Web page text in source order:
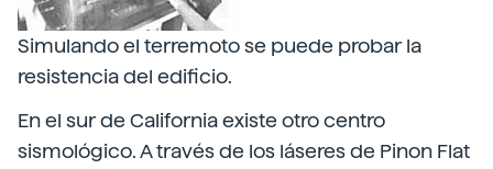
Simulando el terremoto se puede probar la
resistencia del edificio.
En el sur de California existe otro centro
sismológico. A través de los láseres de Pinon Flat